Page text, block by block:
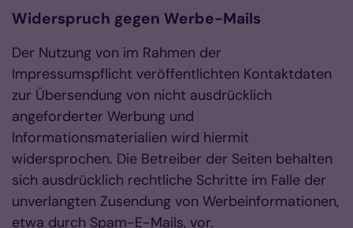
Widerspruch gegen Werbe-Mails
Der Nutzung von im Rahmen der
Impressumspflicht veröffentlichten Kontaktdaten
zur Übersendung von nicht ausdrücklich
angeforderter Werbung und
Informationsmaterialien wird hiermit
widersprochen. Die Betreiber der Seiten behalten
sich ausdrücklich rechtliche Schritte im Falle der
unverlangten Zusendung von Werbeinformationen,
etwa durch Spam-E-Mails, vor.